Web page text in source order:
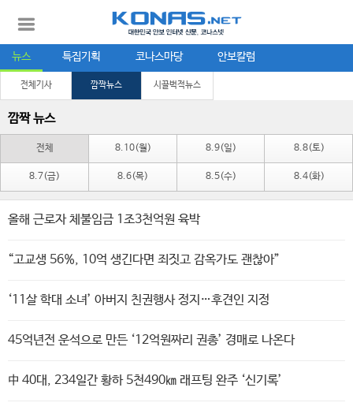
뉴스 특집기획 코나스마당 안보칼럼
전체기사 깜짝뉴스 시끌벅적뉴스
깜짝 뉴스
전체 8.10(월) 8.9(일) 8.8(토)
8.7(금) 8.6(목) 8.5(수) 8.4(화)
올해 근로자 체불임금 1조3천억원 육박
“고교생 56%, 10억 생긴다면 죄짓고 감옥가도 괜찮아”
‘11살 학대 소녀’ 아버지 친권행사 정지…후견인 지정
45억년전 운석으로 만든 ‘12억원짜리 권총’ 경매로 나온다
中 40대, 234일간 황하 5천490㎞ 래프팅 완주 ‘신기록’